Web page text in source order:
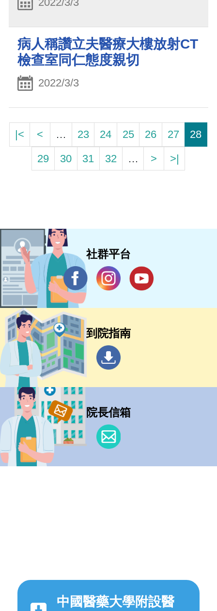
病人稱讚立夫醫療大樓放射CT
檢查室同仁態度親切
2022/3/3
|< < … 23 24 25 26 27
28
29
30 31 32 … > >|
社群平台
到院指南
院長信箱
中國醫藥大學附設醫